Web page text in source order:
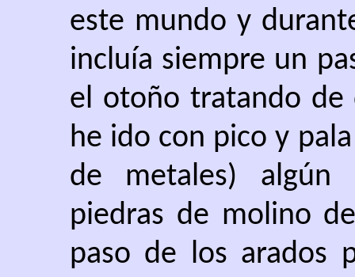
este mundo y
incluía siempre un
el otoño tratando de
he ido con pico y
de metales) algún
piedras de molino
paso de los arados